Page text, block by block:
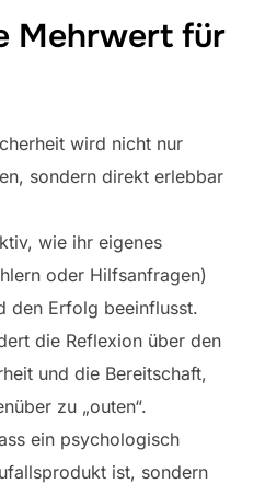
Mehrwert für
wird nicht nur
sondern direkt erlebbar
wie ihr eigenes
oder Hilfsanfragen)
den Erfolg beeinflusst.
die Reflexion über den
und die Bereitschaft,
zu „outen“.
ein psychologisch
ist, sondern